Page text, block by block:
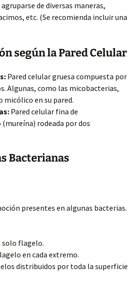
de diversas maneras,
etc. (Se recomienda incluir una
según la Pared Celular
Pared celular gruesa compuesta por
Algunas, como las micobacterias,
micólico en su pared.
Pared celular fina de
rodeada por dos
Bacterianas
presentes en algunas bacterias.
solo flagelo.
en cada extremo.
distribuidos por toda la superficie